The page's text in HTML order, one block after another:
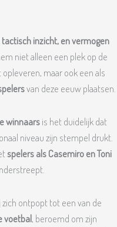
inzicht, en vermogen
niet alleen een plek op de
maar ook een als
van deze eeuw plaatsen.
winnaarsis het duidelijk dat
niveau zijn stempel drukt.
spelers als Casemiro en Toni
ontpopt tot een van de
voetbal, beroemd om zijn